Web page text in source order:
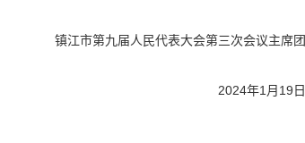
镇江市第九届人民代表大会第三次会议主席团
2024年1月19日